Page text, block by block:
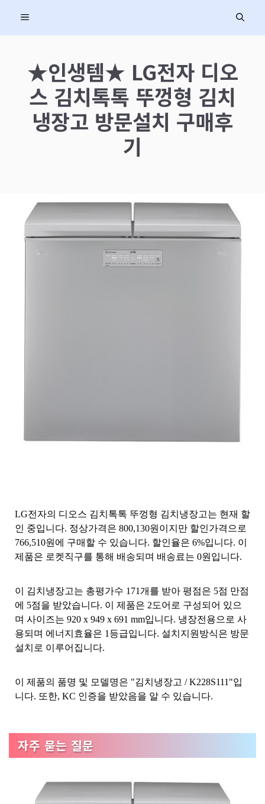
MENU
★인생템★ LG전자 디오
스 김치톡톡 뚜껑형 김치
냉장고 방문설치 구매후
기
LG전자의 디오스 김치톡톡 뚜껑형 김치냉장고는 현재 할
인 중입니다. 정상가격은 800,130원이지만 할인가격으로
766,510원에 구매할 수 있습니다. 할인율은 6%입니다. 이
제품은 로켓직구를 통해 배송되며 배송료는 0원입니다.
이 김치냉장고는 총평가수 171개를 받아 평점은 5점 만점
에 5점을 받았습니다. 이 제품은 2도어로 구성되어 있으
며 사이즈는 920 x 949 x 691 mm입니다. 냉장전용으로 사
용되며 에너지효율은 1등급입니다. 설치지원방식은 방문
설치로 이루어집니다.
이 제품의 품명 및 모델명은 "김치냉장고 / K228S111"입
니다. 또한, KC 인증을 받았음을 알 수 있습니다.
자주 묻는 질문